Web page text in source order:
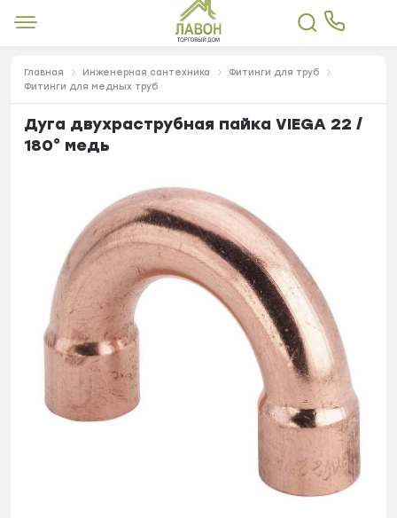
Главная Инженерная сантехника
Фитинги для труб
Фитинги для медных труб
Дуга двухраструбная пайка VIEGA 22 /
180° медь